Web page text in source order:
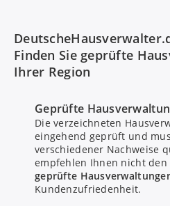
Finden Sie geprüfte
Ihrer Region
Geprüfte
Die verzeichneten
eingehend geprüft und
verschiedener Nachweise
empfehlen Ihnen nicht den
geprüfte
Kundenzufriedenheit.